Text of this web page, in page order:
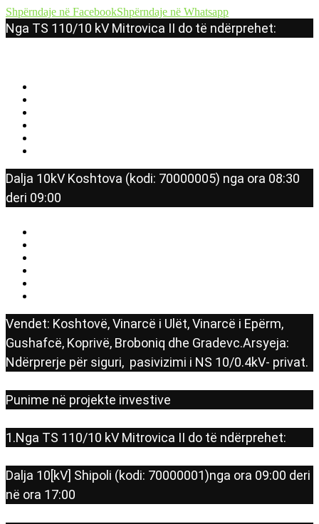
Shpërndaje në FacebookShpërndaje në Whatsapp
Nga TS 110/10 kV Mitrovica II do të ndërprehet:
Dalja 10kV Koshtova (kodi: 70000005) nga ora 08:30
deri 09:00
Vendet: Koshtovë, Vinarcë i Ulët, Vinarcë i Epërm,
Gushafcë, Koprivë, Broboniq dhe Gradevc.Arsyeja:
Ndërprerje për siguri, pasivizimi i NS 10/0.4kV- privat.
Punime në projekte investive
1.Nga TS 110/10 kV Mitrovica II do të ndërprehet:
Dalja 10[kV] Shipoli (kodi: 70000001)nga ora 09:00 deri
në ora 17:00